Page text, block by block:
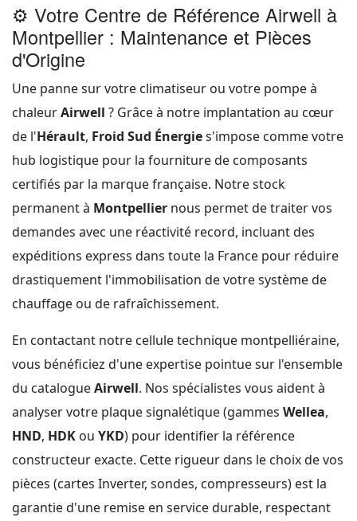
⚙️ Votre Centre de Référence Airwell à
Montpellier : Maintenance et Pièces
d'Origine
Une panne sur votre climatiseur ou votre pompe à
chaleurAirwell ? Grâce à notre implantation au cœur
de l'Hérault, Froid Sud Énergies'impose comme votre
hub logistique pour la fourniture de composants
certifiés par la marque française. Notre stock
permanent à Montpellier nous permet de traiter vos
demandes avec une réactivité record, incluant des
expéditions express dans toute la France pour réduire
drastiquement l'immobilisation de votre système de
chauffage ou de rafraîchissement.
En contactant notre cellule technique montpelliéraine,
vous bénéficiez d'une expertise pointue sur l'ensemble
du catalogueAirwell. Nos spécialistes vous aident à
analyser votre plaque signalétique (gammes Wellea,
HND, HDK ou YKD) pour identifier la référence
constructeur exacte. Cette rigueur dans le choix de vos
pièces (cartes Inverter, sondes, compresseurs) est la
garantie d'une remise en service durable, respectant